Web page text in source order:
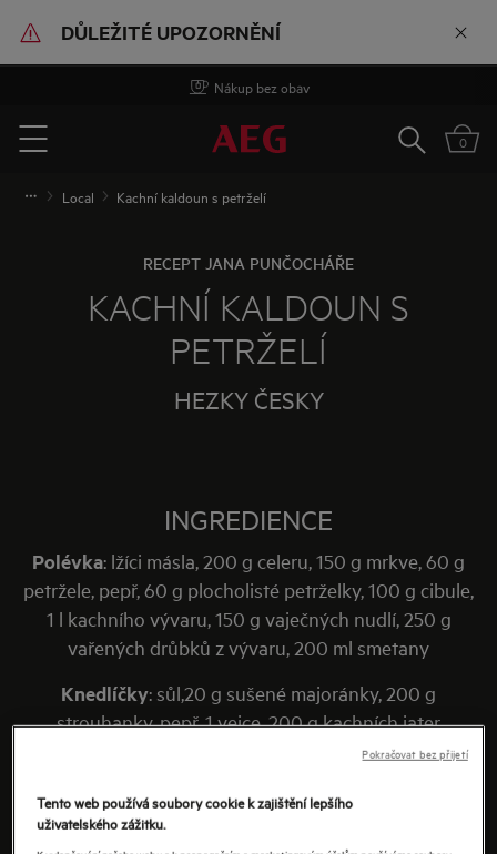
DŮLEŽITÉ UPOZORNĚNÍ
Nákup bez obav
Menu
Vyhledat
0
Local Kachní kaldoun s petrželí
RECEPT JANA PUNČOCHÁŘE
KACHNÍ KALDOUN S
PETRŽELÍ
HEZKY ČESKY
INGREDIENCE
Polévka: lžíci másla, 200 g celeru, 150 g mrkve, 60 g
petržele, pepř, 60 g plocholisté petrželky, 100 g cibule,
1 l kachního vývaru, 150 g vaječných nudlí, 250 g
vařených drůbků z vývaru, 200 ml smetany
Knedlíčky: sůl,20 g sušené majoránky, 200 g
strouhanky, pepř, 1 vejce, 200 g kachních jater
Tento web používá soubory cookie k zajištění lepšího
uživatelského zážitku.
Pokračovat bez přijetí